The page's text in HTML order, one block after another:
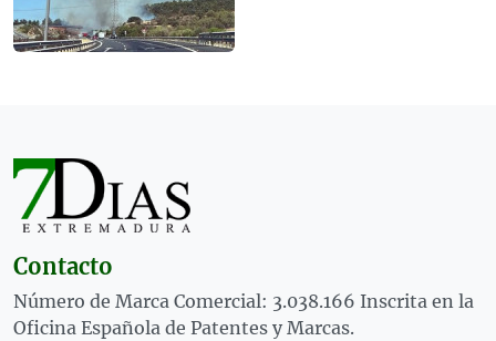
Contacto
Número de Marca Comercial: 3.038.166 Inscrita en la
Oficina Española de Patentes y Marcas.